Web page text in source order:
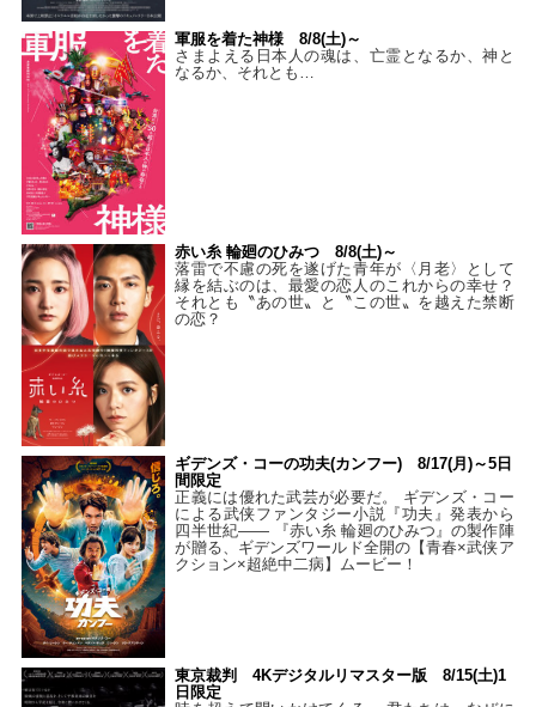
軍服を着た神様 8/8(土)～
さまよえる日本人の魂は、亡霊となるか、神と
なるか、それとも…
赤い糸 輪廻のひみつ 8/8(土)～
落雷で不慮の死を遂げた青年が〈月老〉として
縁を結ぶのは、最愛の恋人のこれからの幸せ？
それとも〝あの世〟と〝この世〟を越えた禁断
の恋？
ギデンズ・コーの功夫(カンフー) 8/17(月)～5日
間限定
正義には優れた武芸が必要だ。 ギデンズ・コー
による武侠ファンタジー小説『功夫』発表から
四半世紀―― 『赤い糸 輪廻のひみつ』の製作陣
が贈る、ギデンズワールド全開の【青春×武侠ア
クション×超絶中二病】ムービー！
東京裁判 4Kデジタルリマスター版 8/15(土)1
日限定